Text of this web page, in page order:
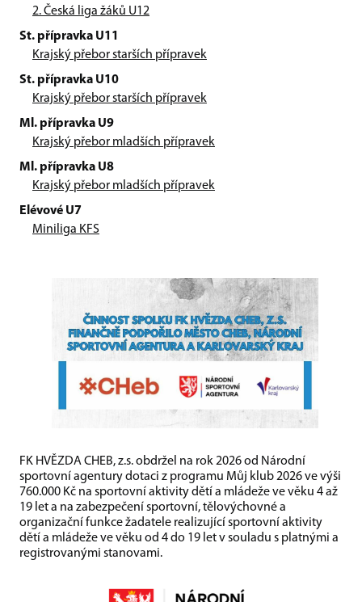
2. Česká liga žáků U12
St. přípravka U11
Krajský přebor starších přípravek
St. přípravka U10
Krajský přebor starších přípravek
Ml. přípravka U9
Krajský přebor mladších přípravek
Ml. přípravka U8
Krajský přebor mladších přípravek
Elévové U7
Miniliga KFS
FK HVĚZDA CHEB, z.s. obdržel na rok 2026 od Národní
sportovní agentury dotaci z programu Můj klub 2026 ve výši
760.000 Kč na sportovní aktivity dětí a mládeže ve věku 4 až
19 let a na zabezpečení sportovní, tělovýchovné a
organizační funkce žadatele realizující sportovní aktivity
dětí a mládeže ve věku od 4 do 19 let v souladu s platnými a
registrovanými stanovami.